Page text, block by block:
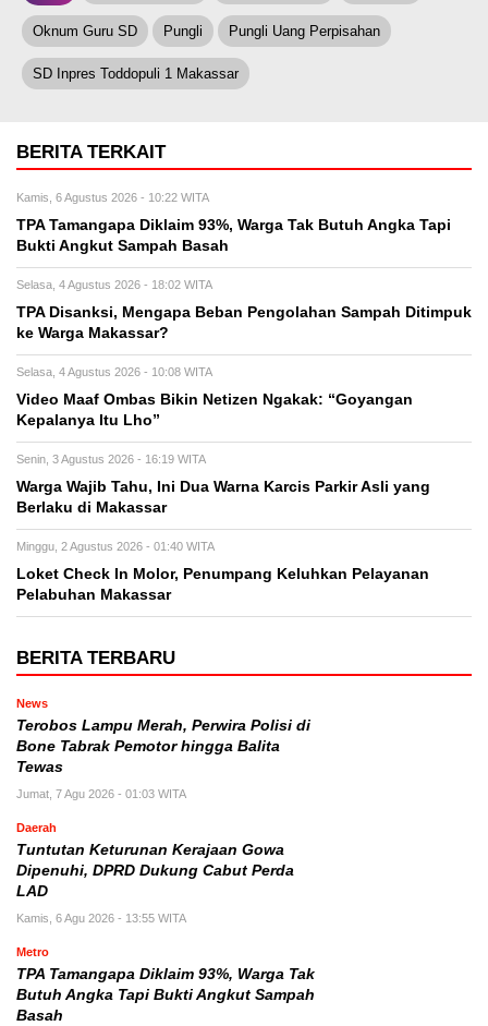
Oknum Guru SD Pungli Pungli Uang Perpisahan
SD Inpres Toddopuli 1 Makassar
BERITA TERKAIT
Kamis, 6 Agustus 2026 - 10:22 WITA
TPA Tamangapa Diklaim 93%, Warga Tak Butuh Angka Tapi
Bukti Angkut Sampah Basah
Selasa, 4 Agustus 2026 - 18:02 WITA
TPA Disanksi, Mengapa Beban Pengolahan Sampah Ditimpuk
ke Warga Makassar?
Selasa, 4 Agustus 2026 - 10:08 WITA
Video Maaf Ombas Bikin Netizen Ngakak: “Goyangan
Kepalanya Itu Lho”
Senin, 3 Agustus 2026 - 16:19 WITA
Warga Wajib Tahu, Ini Dua Warna Karcis Parkir Asli yang
Berlaku di Makassar
Minggu, 2 Agustus 2026 - 01:40 WITA
Loket Check In Molor, Penumpang Keluhkan Pelayanan
Pelabuhan Makassar
BERITA TERBARU
News
Terobos Lampu Merah, Perwira Polisi di
Bone Tabrak Pemotor hingga Balita
Tewas
Jumat, 7 Agu 2026 - 01:03 WITA
Daerah
Tuntutan Keturunan Kerajaan Gowa
Dipenuhi, DPRD Dukung Cabut Perda
LAD
Kamis, 6 Agu 2026 - 13:55 WITA
Metro
TPA Tamangapa Diklaim 93%, Warga Tak
Butuh Angka Tapi Bukti Angkut Sampah
Basah